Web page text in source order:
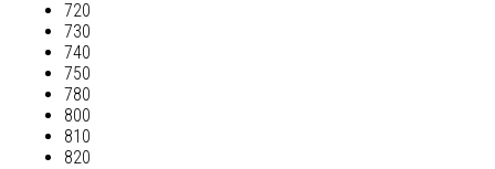
720
730
740
750
780
800
810
820